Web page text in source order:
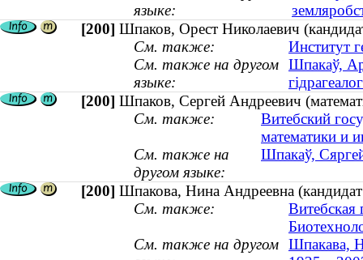
языке:
[200] Шпаков, Орест Николаевич
См. также:
Институт
См. также на другом
языке:
Шпакаў,
[200] Шпаков, Сергей Андреевич
См. также:
Витебский
математики и
См. также на
другом языке:
Шпакаў,
[200] Шпакова, Нина Андреевна
См. также:
Витебская
См. также на другом Шпакава,